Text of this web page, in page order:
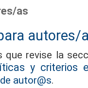
as
autores/
que revise la
y criterios
autor@s.